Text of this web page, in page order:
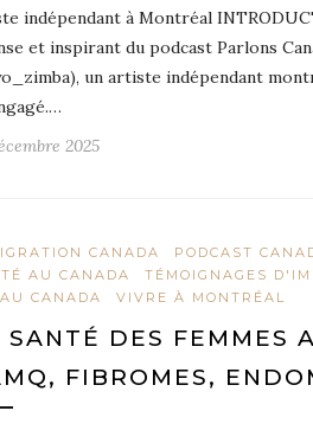
indépendant à Montréal
et inspirant du podcast Parlons
un artiste indépendant
2025
CANADA
PODCAST
AU CANADA
TÉMOIGNAGES
CANADA
VIVRE À MONTRÉAL
SANTÉ DES FEMMES
FIBROMES,